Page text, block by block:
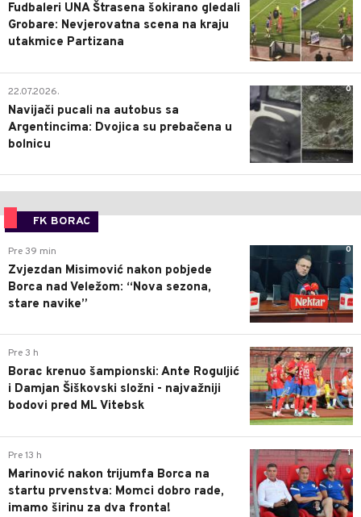
Fudbaleri UNA Štrasena šokirano gledali
Grobare: Nevjerovatna scena na kraju
utakmice Partizana
0
22.07.2026.
Navijači pucali na autobus sa
Argentincima: Dvojica su prebačena u
bolnicu
FK BORAC
0
Pre 39 min
Zvjezdan Misimović nakon pobjede
Borca nad Veležom: “Nova sezona,
stare navike”
0
Pre 3 h
Borac krenuo šampionski: Ante Roguljić
i Damjan Šiškovski složni - najvažniji
bodovi pred ML Vitebsk
1
Pre 13 h
Marinović nakon trijumfa Borca na
startu prvenstva: Momci dobro rade,
imamo širinu za dva fronta!